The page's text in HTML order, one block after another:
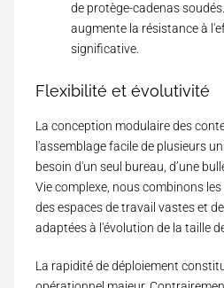
de protège-cadenas
augmente la résistance à
significative.
Flexibilité et évolutivité
La conception modulaire des
l'assemblage facile de plusieurs
besoin d'un seul bureau, d’une
Vie complexe, nous combinons
des espaces de travail vastes et
adaptées à l'évolution de la taille
La rapidité de déploiement